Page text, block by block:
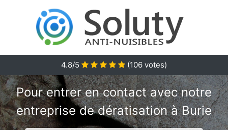
4.8/5 (106 votes)
Pour entrer en contact avec notre
entreprise de dératisation à Burie